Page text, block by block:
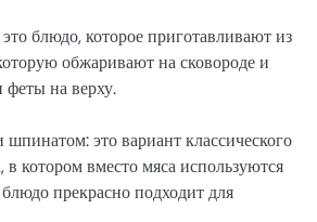
блюдо, которое приготавливают из
обжаривают на сковороде и
феты на верху.
шпинатом: это вариант классического
в котором вместо мяса используются
прекрасно подходит для